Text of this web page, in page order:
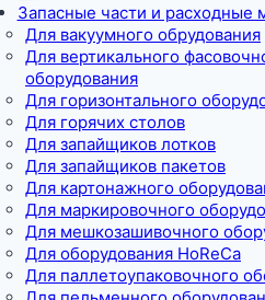
Запасные части и расходные
Для вакуумного обрудования
Для вертикального
оборудования
Для горизонтального
Для горячих столов
Для запайщиков лотков
Для запайщиков пакетов
Для картонажного
Для маркировочного
Для мешкозашивочного
Для оборудования HoReCa
Для паллетоупаковочного